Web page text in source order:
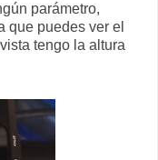
parámetro,
que puedes ver el
tengo la altura